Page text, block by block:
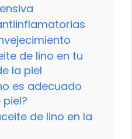
de lino en tu
la piel
es adecuado
de lino en la